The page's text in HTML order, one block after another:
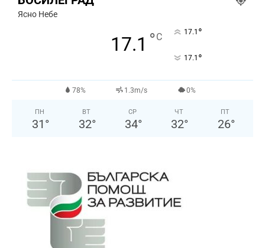
Ясно Небе
17.1 °C 17.1 °
17.1 °
78% 1.3m/s 0%
ПН
31 °
ВТ
32°
СР
34°
ЧТ
32°
ПТ
26°